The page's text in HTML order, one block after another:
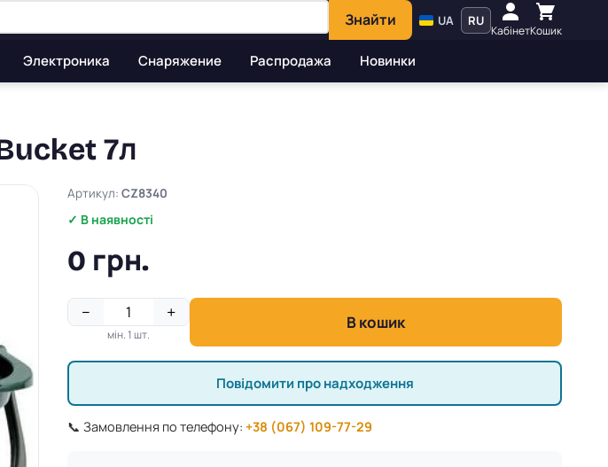
Знайти UA RU
КабінетКошик
Электроника Снаряжение Распродажа Новинки
7л
Артикул: CZ8340
✓ В наявності
0 грн.
− +
мін. 1 шт.
В кошик
Повідомити про надходження
📞 Замовлення по телефону: +38 (067) 109-77-29